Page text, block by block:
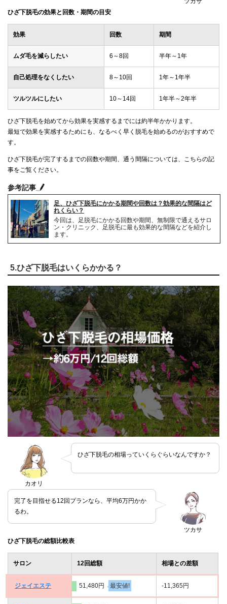
ひざ下脱毛の効果と回数・期間の目安
効果 回数 期間
ムダ毛を減らしたい 6～8回 半年～1年
自己処理をなくしたい 8～10回 1年～1年半
ツルツルにしたい 10～14回 1年半～2年半
ひざ下脱毛を始めてから効果を実感するまでには約半年かかります。
最短で効果を実感するためにも、なるべく早く脱毛を始めるのがおすすめで
す。
ひざ下脱毛が完了するまでの回数や期間、通う間隔については、こちらの記
事をご覧ください。
参考記事
足、ひざ下脱毛にかかる期間や回数は？効果的な間隔はど
れくらい？
今回は、足脱毛にかかる回数や期間、無制限で通えるサロ
ン・クリニック、足脱毛に最も効果的な間隔などを紹介し
ます。
5.ひざ下脱毛はいくらかかる？
カオリ
ひざ下脱毛の相場っていくらぐらいなんですか？
ツカサ
完了を目指せる12回プランなら、平均6万円かか
るわ。
ひざ下脱毛の総額比較表
サロン 12回総額 相場との差額
ジェイエステ 51,480円 最安値! -11,365円